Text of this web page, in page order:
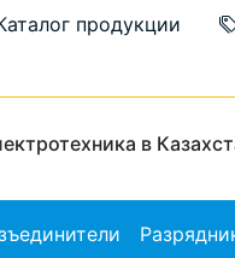
продукции
в